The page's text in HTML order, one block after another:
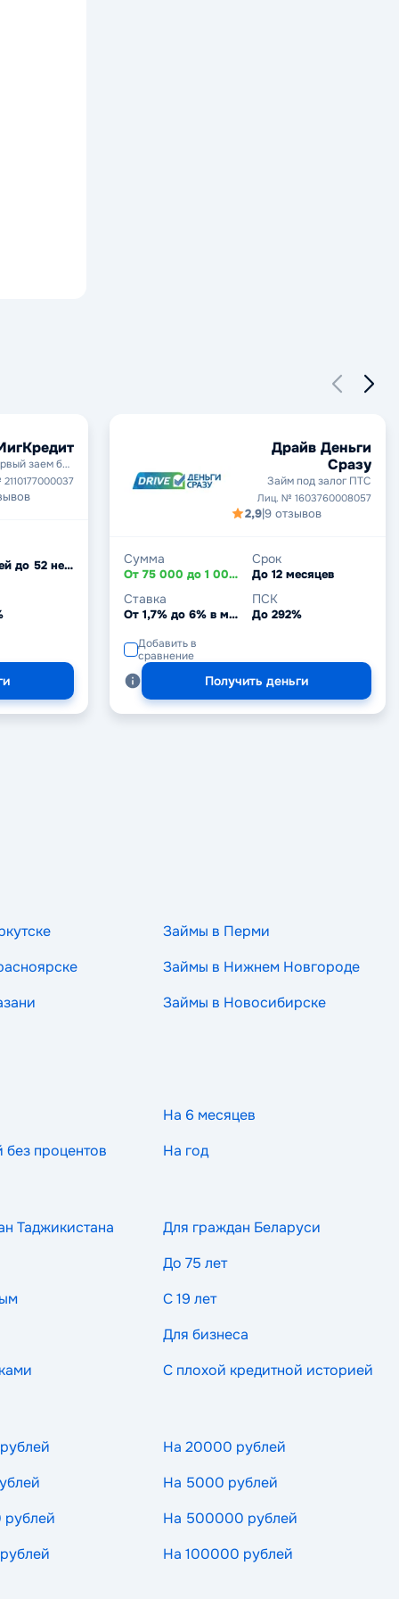
заем без
процентов
От 5 дней до 52 недель
Драйв Деньги
Сразу
Займ под залог ПТС
Лиц. № 1603760008057
2,9|9 отзывов
Сумма
От 75 000 до 1 000 000 ₽
Срок
До 12 месяцев
Ставка
От 1,7% до 6% в месяц
ПСК
До 292%
Добавить в
сравнение
Получить деньги
Займы в Перми
Займы в Нижнем Новгороде
Займы в Новосибирске
На 6 месяцев
процентов
На год
Таджикистана
Для граждан Беларуси
До 75 лет
С 19 лет
Для бизнеса
С плохой кредитной историей
На 20000 рублей
На 5000 рублей
На 500000 рублей
На 100000 рублей